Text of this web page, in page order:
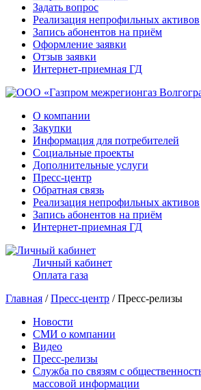
Задать вопрос
Реализация непрофильных активов
Запись абонентов на приём
Оформление заявки
Отзыв заявки
Интернет-приемная ГД
О компании
Закупки
Информация для потребителей
Социальные проекты
Дополнительные услуги
Пресс-центр
Обратная связь
Реализация непрофильных активов
Запись абонентов на приём
Интернет-приемная ГД
Личный кабинет
Оплата газа
Главная /Пресс-центр / Пресс-релизы
Новости
СМИ о компании
Видео
Пресс-релизы
Служба по связям с
массовой информации